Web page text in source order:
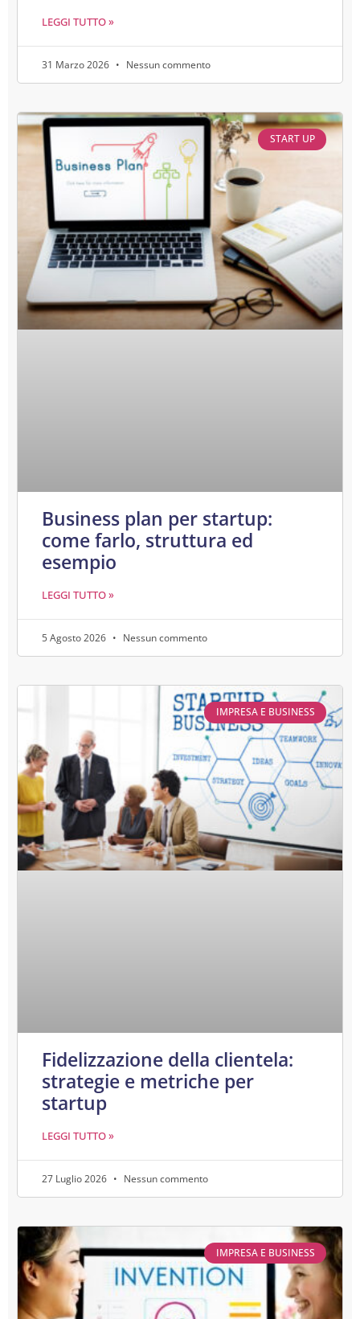
LEGGI TUTTO »
31 Marzo 2026 Nessun commento
START UP
Business plan per startup:
come farlo, struttura ed
esempio
LEGGI TUTTO »
5 Agosto 2026 Nessun commento
IMPRESA E BUSINESS
Fidelizzazione della clientela:
strategie e metriche per
startup
LEGGI TUTTO »
27 Luglio 2026 Nessun commento
IMPRESA E BUSINESS